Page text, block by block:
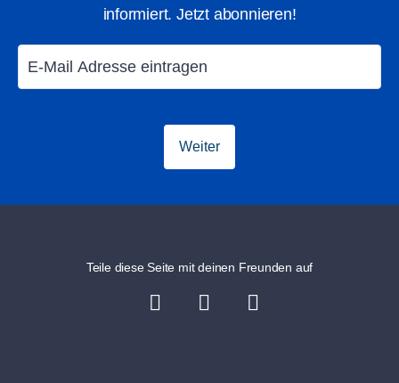
ROBY BABY
1-23 Monate 2-6 Jahre
informiert. Jetzt abonnieren!
Weiter
Teile diese Seite mit deinen Freunden auf